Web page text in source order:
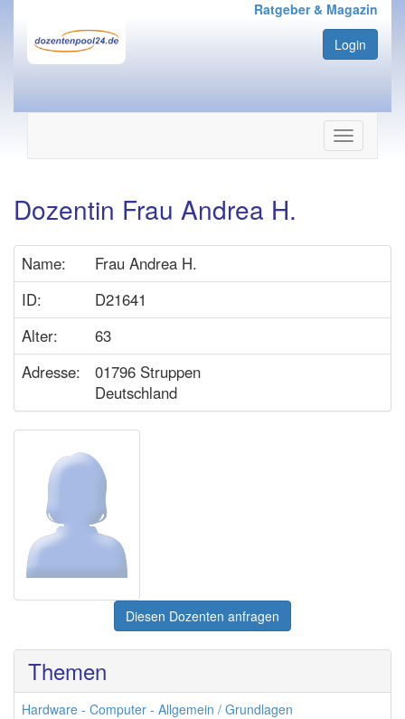
Ratgeber & Magazin
Login
Navigation
ein-/
Dozentin Frau Andrea H.
Name:
Frau Andrea H.
ID:
D21641
Alter:
63
Adresse:
01796 Struppen
Deutschland
Diesen Dozenten anfragen
Themen
Hardware - Computer - Allgemein / Grundlagen